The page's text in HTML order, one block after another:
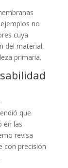
no
cuya
del material.
primaria.
que
en las
revisa
con precisión